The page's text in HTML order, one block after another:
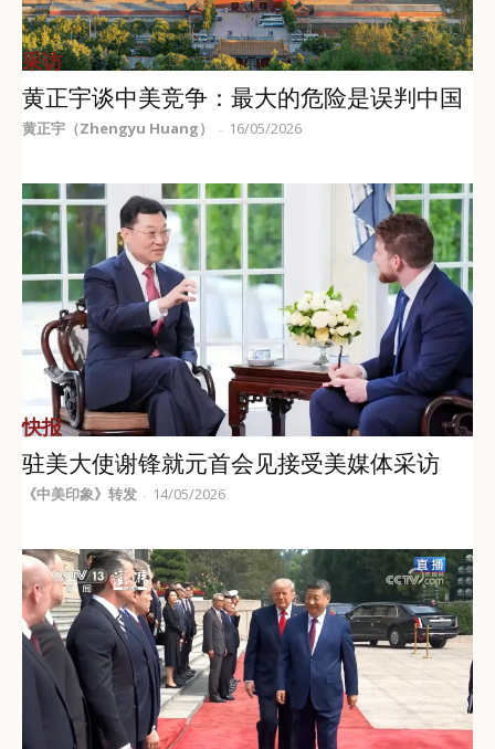
采访
黄正宇谈中美竞争：最大的危险是误判中国
黄正宇（Zhengyu Huang） - 16/05/2026
快报
驻美大使谢锋就元首会见接受美媒体采访
《中美印象》转发 - 14/05/2026